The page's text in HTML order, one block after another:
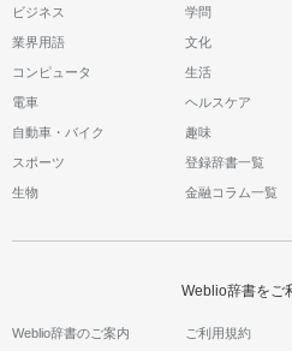
ビジネス 学問
業界用語 文化
コンピュータ 生活
電車 ヘルスケア
自動車・バイク 趣味
スポーツ 登録辞書一覧
生物 金融コラム一覧
Weblio辞書をご
Weblio辞書のご案内 ご利用規約